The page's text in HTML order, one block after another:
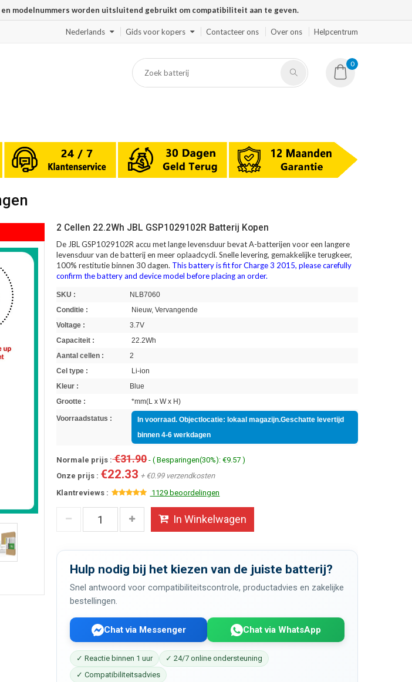
modelnummers worden uitsluitend gebruikt om compatibiliteit aan te geven.
Nederlands Gids voor kopers Contacteer ons Over ons Helpcentrum
0
2 Cellen 22.2Wh JBL GSP1029102R Batterij Kopen
De JBL GSP1029102R accu met lange levensduur bevat A-batterijen voor een langere
levensduur van de batterij en meer oplaadcycli. Snelle levering, gemakkelijke terugkeer,
100% restitutie binnen 30 dagen. This battery is fit for Charge 3 2015, please carefully
confirm the battery and device model before placing an order.
SKU :
NLB7060
Conditie :
Nieuw, Vervangende
Voltage :
3.7V
Capaciteit :
22.2Wh
Aantal cellen :
2
Cel type :
Li-ion
Kleur :
Blue
Grootte :
*mm(L x W x H)
Voorraadstatus :
In voorraad. Objectlocatie: lokaal magazijn.Geschatte levertijd
binnen 4-6 werkdagen
Normale prijs :€31.90- ( Besparingen(30%): €9.57 )
Onze prijs : €22.33 + €0.99 verzendkosten
Klantreviews :
1129 beoordelingen
In Winkelwagen
Hulp nodig bij het kiezen van de juiste batterij?
Snel antwoord voor compatibiliteitscontrole, productadvies en zakelijke
bestellingen.
Chat via Messenger Chat via WhatsApp
✓ Reactie binnen 1 uur
✓ 24/7 online ondersteuning
✓ Compatibiliteitsadvies